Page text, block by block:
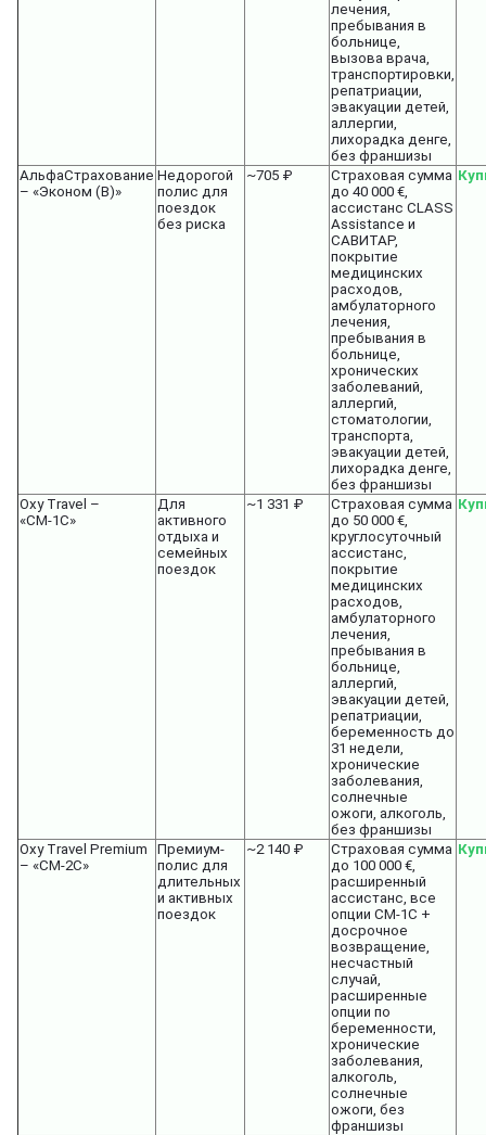
лечения,
пребывания в
больнице,
вызова врача,
транспортировки,
репатриации,
эвакуации детей,
аллергии,
лихорадка денге,
без франшизы
АльфаСтрахование
– «Эконом (В)»
Недорогой
полис для
поездок
без риска
~705 ₽
Страховая сумма
до 40 000 €,
ассистанс CLASS
Assistance и
САВИТАР,
покрытие
медицинских
расходов,
амбулаторного
лечения,
пребывания в
больнице,
хронических
заболеваний,
аллергий,
стоматологии,
транспорта,
эвакуации детей,
лихорадка денге,
без франшизы
Oxy Travel –
«СМ-1C»
Для
активного
отдыха и
семейных
поездок
~1 331 ₽
Страховая сумма
до 50 000 €,
круглосуточный
ассистанс,
покрытие
медицинских
расходов,
амбулаторного
лечения,
пребывания в
больнице,
аллергий,
эвакуации детей,
репатриации,
беременность до
31 недели,
хронические
заболевания,
солнечные
ожоги, алкоголь,
без франшизы
Oxy Travel Premium
– «СМ-2С»
Премиум-
полис для
длительных
и активных
поездок
~2 140 ₽
Страховая сумма
до 100 000 €,
расширенный
ассистанс, все
опции СМ-1С +
досрочное
возвращение,
несчастный
случай,
расширенные
опции по
беременности,
хронические
заболевания,
алкоголь,
солнечные
ожоги, без
франшизы